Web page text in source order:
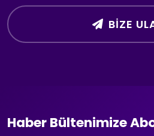
BIZE
Haber Bültenimize